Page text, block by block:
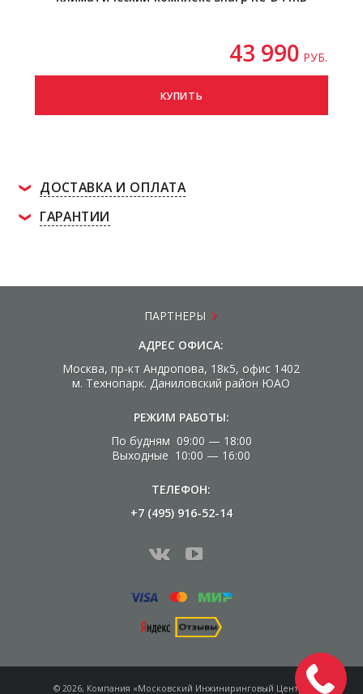
43 990 РУБ.
КУПИТЬ
ДОСТАВКА И ОПЛАТА
ГАРАНТИИ
ПАРТНЕРЫ
АДРЕС ОФИСА:
Москва, пр-кт Андропова, 18к5, офис 1402
м. Технопарк. Даниловский район ЮАО
РЕЖИМ РАБОТЫ:
По будням 09:00 — 18:00
Выходные 10:00 — 16:00
ТЕЛЕФОН:
+7 (495) 916-52-14
© 2026, Компания «Московский Инжиниринговый Центр»